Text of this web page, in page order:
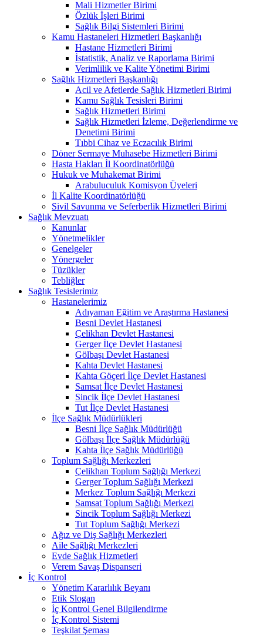
Mali Hizmetler Birimi
Özlük İşleri Birimi
Sağlık Bilgi Sistemleri Birimi
Kamu Hastaneleri Hizmetleri Başkanlığı
Hastane Hizmetleri Birimi
İstatistik, Analiz ve Raporlama Birimi
Verimlilik ve Kalite Yönetimi Birimi
Sağlık Hizmetleri Başkanlığı
Acil ve Afetlerde Sağlık Hizmetleri Birimi
Kamu Sağlık Tesisleri Birimi
Sağlık Hizmetleri Birimi
Sağlık Hizmetleri İzleme, Değerlendirme ve
Denetimi Birimi
Tıbbi Cihaz ve Eczacılık Birimi
Döner Sermaye Muhasebe Hizmetleri Birimi
Hasta Hakları İl Koordinatörlüğü
Hukuk ve Muhakemat Birimi
Arabuluculuk Komisyon Üyeleri
İl Kalite Koordinatörlüğü
Sivil Savunma ve Seferberlik Hizmetleri Birimi
Sağlık Mevzuatı
Kanunlar
Yönetmelikler
Genelgeler
Yönergeler
Tüzükler
Tebliğler
Sağlık Tesislerimiz
Hastanelerimiz
Adıyaman Eğitim ve Araştırma Hastanesi
Besni Devlet Hastanesi
Çelikhan Devlet Hastanesi
Gerger İlçe Devlet Hastanesi
Gölbaşı Devlet Hastanesi
Kahta Devlet Hastanesi
Kahta Göçeri İlçe Devlet Hastanesi
Samsat İlçe Devlet Hastanesi
Sincik İlçe Devlet Hastanesi
Tut İlçe Devlet Hastanesi
İlçe Sağlık Müdürlükleri
Besni İlçe Sağlık Müdürlüğü
Gölbaşı İlçe Sağlık Müdürlüğü
Kahta İlçe Sağlık Müdürlüğü
Toplum Sağlığı Merkezleri
Çelikhan Toplum Sağlığı Merkezi
Gerger Toplum Sağlığı Merkezi
Merkez Toplum Sağlığı Merkezi
Samsat Toplum Sağlığı Merkezi
Sincik Toplum Sağlığı Merkezi
Tut Toplum Sağlığı Merkezi
Ağız ve Diş Sağlığı Merkezleri
Aile Sağlığı Merkezleri
Evde Sağlık Hizmetleri
Verem Savaş Dispanseri
İç Kontrol
Yönetim Kararlılık Beyanı
Etik Slogan
İç Kontrol Genel Bilgilendirme
İç Kontrol Sistemi
Teşkilat Şeması